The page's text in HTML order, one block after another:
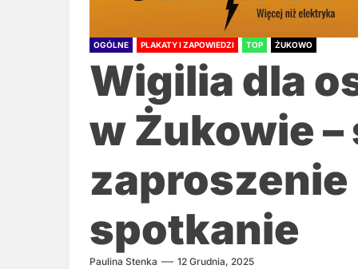
OGÓLNE PLAKATY I ZAPOWIEDZI TOP ŻUKOWO
Wigilia dla
w Żukowie
spotkanie
Paulina Stenka 12 Grudnia, 2025